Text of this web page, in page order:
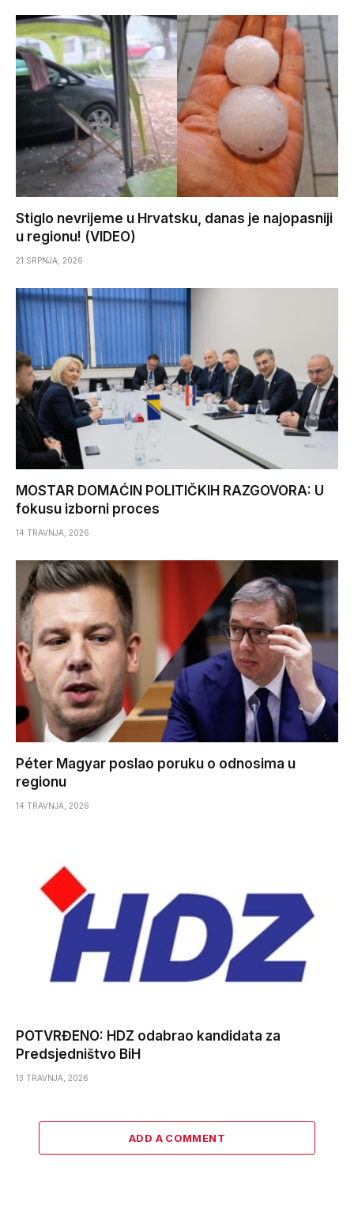
Stiglo nevrijeme u Hrvatsku, danas je najopasniji
u regionu! (VIDEO)
21 SRPNJA, 2026
MOSTAR DOMAĆIN POLITIČKIH RAZGOVORA: U
fokusu izborni proces
14 TRAVNJA, 2026
Péter Magyar poslao poruku o odnosima u
regionu
14 TRAVNJA, 2026
POTVRĐENO: HDZ odabrao kandidata za
Predsjedništvo BiH
13 TRAVNJA, 2026
ADD A COMMENT